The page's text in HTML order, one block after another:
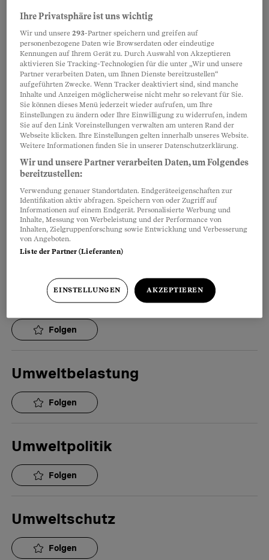
Ukraine
Folgen
Umbau
Folgen
Umtausch
Umwelt
Folgen
Umwelt & Klima
Folgen
Umweltbelastung
Folgen
Umweltpolitik
Folgen
Umweltschutz
Folgen
Ihre Privatsphäre ist uns wichtig
Wir und unsere293-Partner speichern und greifen auf
personenbezogene Daten wie Browserdaten oder eindeutige
Kennungen auf Ihrem Gerät zu. Durch Auswahl von Akzeptieren
aktivieren Sie Tracking-Technologien für die unter „Wir und unsere
Partner verarbeiten Daten, um Ihnen Dienste bereitzustellen“
aufgeführten Zwecke. Wenn Tracker deaktiviert sind, sind manche
Inhalte und Anzeigen möglicherweise nicht mehr so relevant für Sie.
Sie können dieses Menü jederzeit wieder aufrufen, um Ihre
Einstellungen zu ändern oder Ihre Einwilligung zu widerrufen, indem
Sie auf den Link Voreinstellungen verwalten am unteren Rand der
Webseite klicken. Ihre Einstellungen gelten innerhalb unseres Website.
Weitere Informationen finden Sie in unserer Datenschutzerklärung.
Wir und unsere Partner verarbeiten Daten, um Folgendes
bereitzustellen:
Verwendung genauer Standortdaten. Endgeräteeigenschaften zur
Identifikation aktiv abfragen. Speichern von oder Zugriff auf
Informationen auf einem Endgerät. Personalisierte Werbung und
Inhalte, Messung von Werbeleistung und der Performance von
Inhalten, Zielgruppenforschung sowie Entwicklung und Verbesserung
von Angeboten.
Liste der Partner (Lieferanten)
EINSTELLUNGEN AKZEPTIEREN